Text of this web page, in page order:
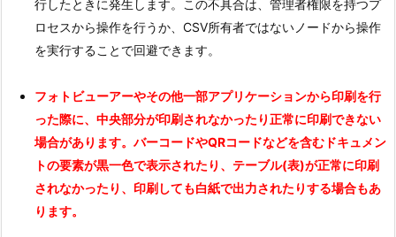
行したときに発生します。この不具合は、管理者権限を持つプ
ロセスから操作を行うか、CSV所有者ではないノードから操作
を実行することで回避できます。
フォトビューアーやその他一部アプリケーションから印刷を行
った際に、中央部分が印刷されなかったり正常に印刷できない
場合があります。バーコードやQRコードなどを含むドキュメン
トの要素が黒一色で表示されたり、テーブル(表)が正常に印刷
されなかったり、印刷しても白紙で出力されたりする場合もあ
ります。